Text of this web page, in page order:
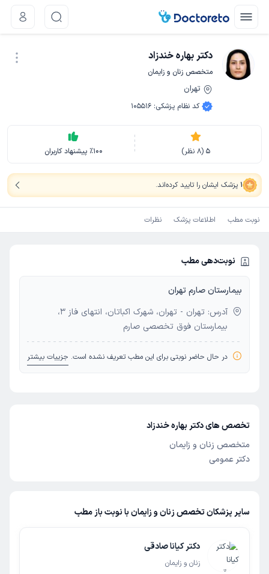
دکتر بهاره خندزاد
متخصص زنان و زایمان
تهران
کد نظام پزشکی:
105516
5
(
8 نظر) ٪100 پیشنهاد کاربران
1 پزشک ایشان را تایید کرده‌اند.
نوبت مطب اطلاعات پزشک نظرات
نوبت‌دهی مطب
بیمارستان صارم تهران
آدرس: تهران - تهران، شهرک اکباتان، انتهای فاز 3،
بیمارستان فوق تخصصی صارم
در حال حاضر نوبتی برای این مطب تعریف نشده است. جزییات بیشتر
تخصص های دکتر بهاره خندزاد
متخصص زنان و زایمان
دکتر عمومی
سایر پزشکان تخصص زنان و زایمان با نوبت باز مطب
دکتر کیانا صادقی
زنان و زایمان